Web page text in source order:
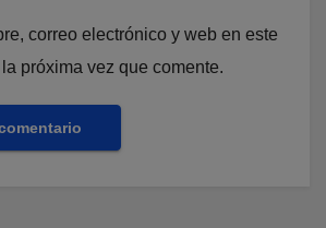
correo electrónico y web en este
próxima vez que comente.